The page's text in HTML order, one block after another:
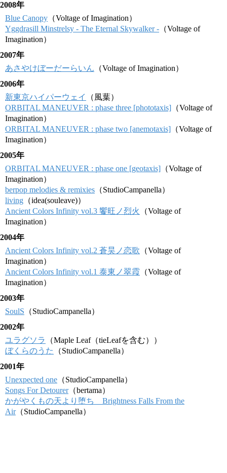
2008年
Blue Canopy （Voltage of Imagination）
Yggdrasill Minstrelsy - The Eternal Skywalker - （Voltage of
Imagination）
2007年
あさやけぼーだーらいん （Voltage of Imagination）
2006年
新東京ハイパーウェイ
（風葉）
ORBITAL MANEUVER : phase three [phototaxis] （Voltage of
Imagination）
ORBITAL MANEUVER : phase two [anemotaxis] （Voltage of
Imagination）
2005年
ORBITAL MANEUVER : phase one [geotaxis] （Voltage of
Imagination）
berpop melodies & remixies （StudioCampanella）
living （idea(souleave)）
Ancient Colors Infinity vol.3 饗旺ノ烈火
（Voltage of
Imagination）
2004年
Ancient Colors Infinity vol.2 蒼昊ノ恋歌 （Voltage of
Imagination）
Ancient Colors Infinity vol.1 泰東ノ翠霞 （Voltage of
Imagination）
2003年
SoulS （StudioCampanella）
2002年
ユラグソラ
（Maple Leaf（tieLeafを含む））
ぼくらのうた
（StudioCampanella）
2001年
Unexpected one （StudioCampanella）
Songs For Detourer（bertama）
かがやくもの天より堕ち Brightness Falls From the
Air（StudioCampanella）